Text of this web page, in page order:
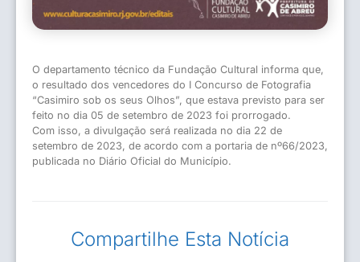
O departamento técnico da Fundação Cultural informa que,
o resultado dos vencedores do I Concurso de Fotografia
“Casimiro sob os seus Olhos”, que estava previsto para ser
feito no dia 05 de setembro de 2023 foi prorrogado.
Com isso, a divulgação será realizada no dia 22 de
setembro de 2023, de acordo com a portaria de nº66/2023,
publicada no Diário Oficial do Município.
Compartilhe Esta Notícia